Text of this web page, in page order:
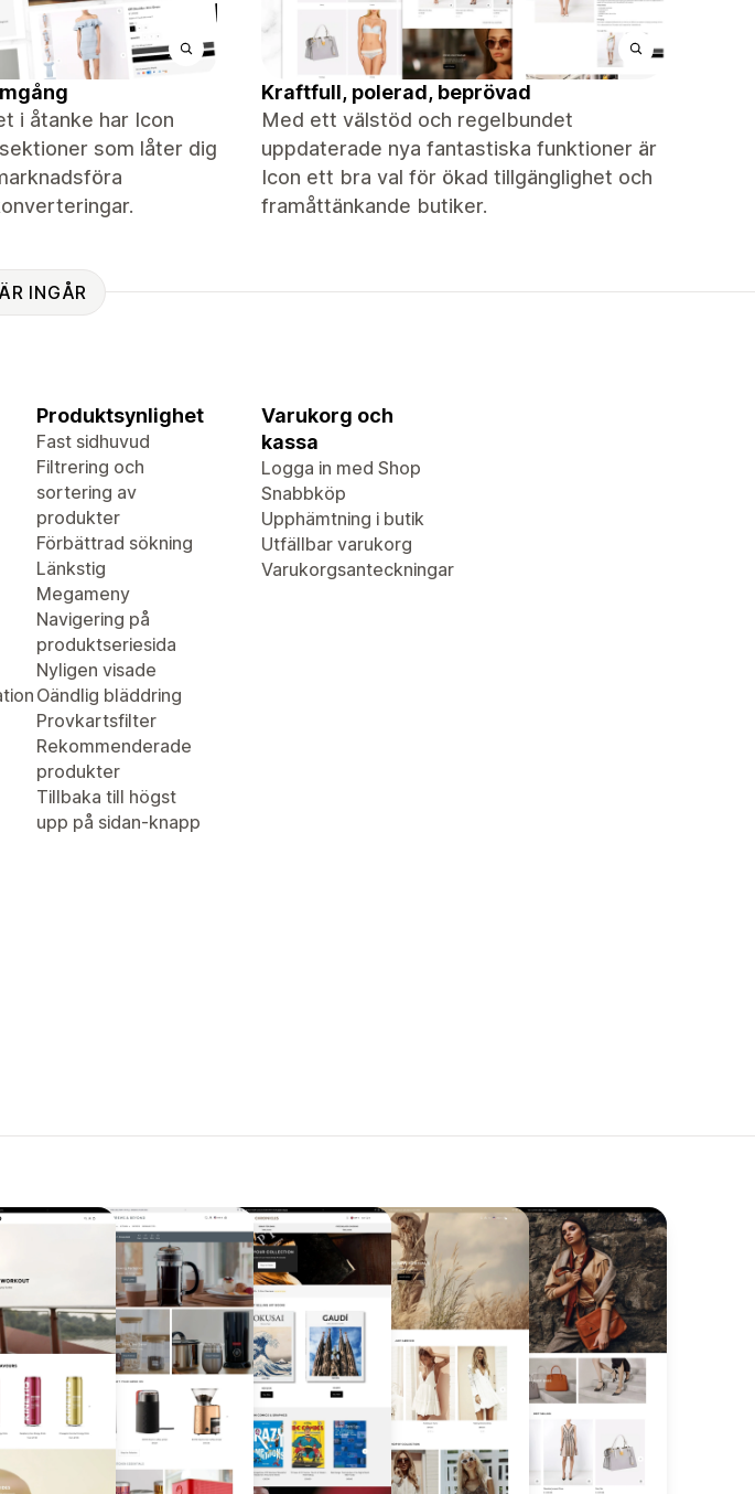
i åtanke har Icon
som låter dig
Kraftfull, polerad, beprövad
Med ett välstöd och regelbundet
uppdaterade nya fantastiska funktioner är
Icon ett bra val för ökad tillgänglighet och
framåttänkande butiker.
INGÅR
Produktsynlighet
Fast sidhuvud
Filtrering och
sortering av
produkter
Förbättrad sökning
Länkstig
Megameny
Navigering på
produktseriesida
Nyligen visade
Oändlig bläddring
Provkartsfilter
Rekommenderade
produkter
Tillbaka till högst
upp på sidan-knapp
Varukorg och
kassa
Logga in med Shop
Snabbköp
Upphämtning i butik
Utfällbar varukorg
Varukorgsanteckningar